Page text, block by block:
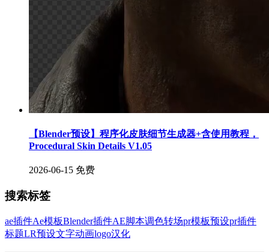
【Blender预设】程序化皮肤细节生成器+含使用教程，
Procedural Skin Details V1.05
2026-06-15 免费
搜索标签
ae插件Ae模板Blender插件AE脚本调色转场pr模板预设pr插件
标题LR预设文字动画logo汉化